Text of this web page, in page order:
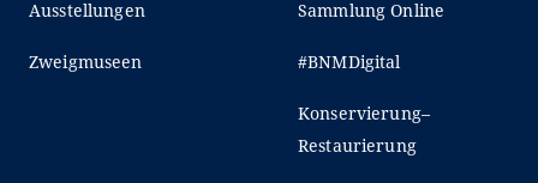
Ausstellungen
Zweigmuseen
Sammlung Online
#BNMDigital
Konservierung–
Restaurierung